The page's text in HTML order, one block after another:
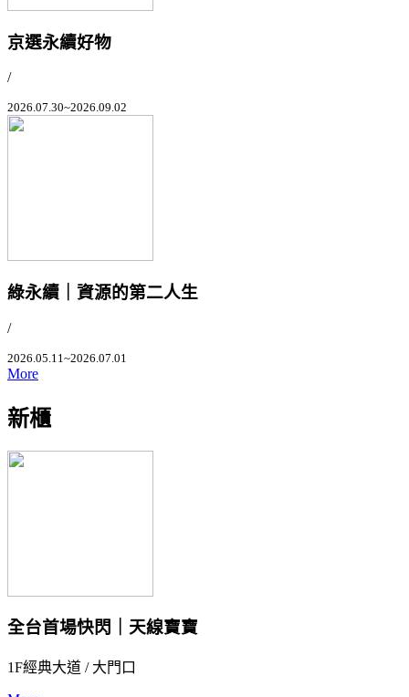
京選永續好物
/
2026.07.30~2026.09.02
綠永續｜資源的第二人生
/
2026.05.11~2026.07.01
More
新櫃
全台首場快閃｜天線寶寶
1F經典大道 / 大門口